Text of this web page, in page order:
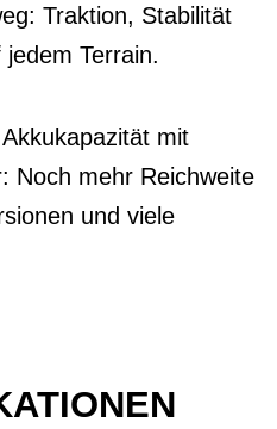
Traktion, Stabilität
Terrain.
mit
Noch mehr Reichweite
und viele